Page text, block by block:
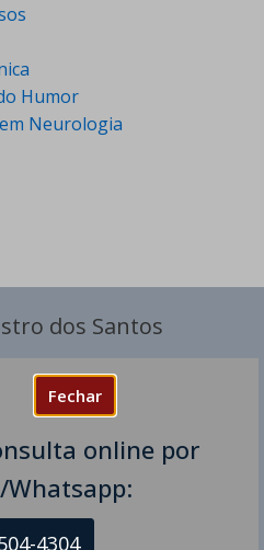
Fechar
online por
4304
Humor
Neurologia
dos Santos